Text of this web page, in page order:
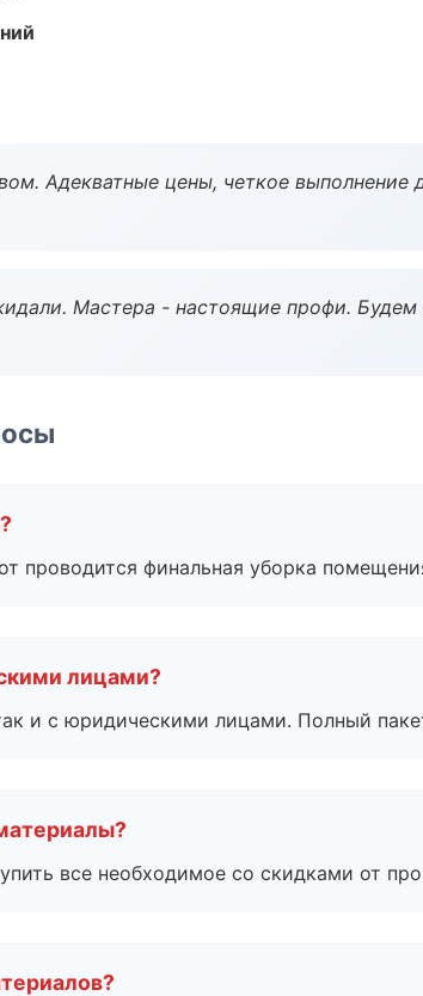
Адекватные цены, четкое выполнение
Мастера - настоящие профи.
проводится финальная уборка
лицами?
и с юридическими лицами. Полный
все необходимое со скидками от